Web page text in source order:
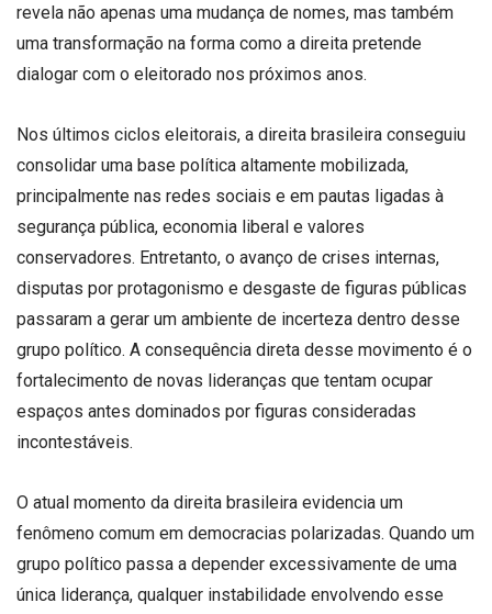
revela não apenas uma mudança de nomes, mas também
uma transformação na forma como a direita pretende
dialogar com o eleitorado nos próximos anos.
Nos últimos ciclos eleitorais, a direita brasileira conseguiu
consolidar uma base política altamente mobilizada,
principalmente nas redes sociais e em pautas ligadas à
segurança pública, economia liberal e valores
conservadores. Entretanto, o avanço de crises internas,
disputas por protagonismo e desgaste de figuras públicas
passaram a gerar um ambiente de incerteza dentro desse
grupo político. A consequência direta desse movimento é o
fortalecimento de novas lideranças que tentam ocupar
espaços antes dominados por figuras consideradas
incontestáveis.
O atual momento da direita brasileira evidencia um
fenômeno comum em democracias polarizadas. Quando um
grupo político passa a depender excessivamente de uma
única liderança, qualquer instabilidade envolvendo esse